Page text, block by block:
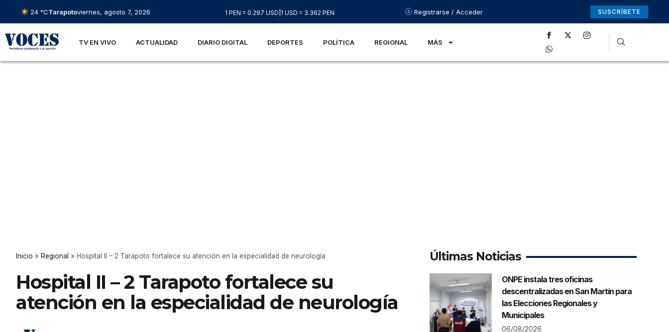
24 °CTarapotoviernes, agosto 7, 2026 1 PEN = 0.297 USD 1 USD = 3.362 PEN Registrarse / Acceder SUSCRÍBETE
TV EN VIVO ACTUALIDAD DIARIO DIGITAL DEPORTES POLÍTICA REGIONAL MÁS
Inicio » Regional » Hospital II – 2 Tarapoto fortalece su atención en la especialidad de neurología
Hospital II – 2 Tarapoto fortalece su
atención en la especialidad de neurología
Últimas Noticias
ONPE instala tres oficinas
descentralizadas en San Martín para
las Elecciones Regionales y
Municipales
06/08/2026